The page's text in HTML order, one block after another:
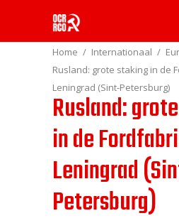
Home Internationaal
Rusland: grote staking in de
Leningrad (Sint-Petersburg)
Rusland:
in de
Leningrad
Petersburg)